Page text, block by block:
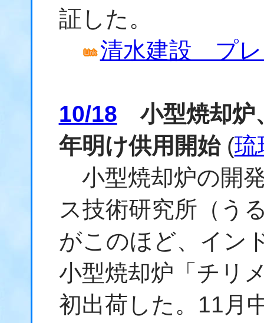
証した。
清水建設 プレ
10/18 小型焼却炉
年明け供用開始(琉
小型焼却炉の開
ス技術研究所（う
がこのほど、イン
小型焼却炉「チリ
初出荷した。11月